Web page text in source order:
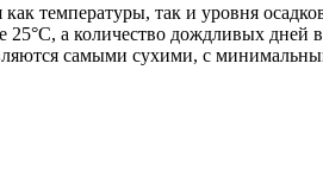
температуры, так и уровня
а количество дождливых
самыми сухими, с